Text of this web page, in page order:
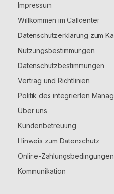
Impressum
Willkommen im Callcenter
Datenschutzerklärung zum
Nutzungsbestimmungen
Datenschutzbestimmungen
Vertrag und Richtlinien
Politik des integrierten
Über uns
Kundenbetreuung
Hinweis zum Datenschutz
Online-Zahlungsbedingungen
Kommunikation